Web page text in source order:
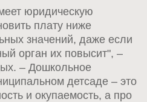
юридическую
плату ниже
значений, даже если
орган их повысит", –
– Дошкольное
детсаде – это
и окупаемость, а про